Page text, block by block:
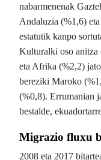
nabarmenenak
Andaluzia (%1,6)
estatutik kanpo
Kulturalki oso anitza
eta Afrika (%2,2)
bereziki Maroko
(%0,8). Errumanian
bestalde,
Migrazio fluxu
2008 eta 2017